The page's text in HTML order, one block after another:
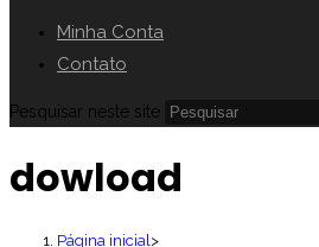
Minha Conta
Contato
Pesquisar neste site
dowload
Página inicial >